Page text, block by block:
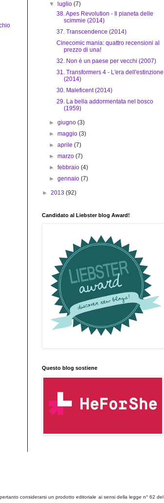
▼
luglio(7)
38. Apes Revolution - Il pianeta delle
scimmie (2014)
37. Transcendence (2014)
Cinecomic mania: quattro recensioni al
prezzo di una!
32. Non è un paese per vecchi (2007)
31. Transformers 4 - L'era dell'estinzione
(2014)
30. Maleficent (2014)
29. La bella addormentata nel bosco
(1959)
►giugno(3)
►maggio(3)
►aprile(7)
►marzo(7)
►febbraio(4)
►gennaio(7)
► 2013 (92)
Candidato al Liebster blog Award!
Questo blog sostiene
considerarsi un prodotto editoriale ai sensi della legge n° 62 del